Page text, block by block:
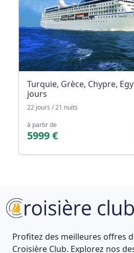
Turquie, Grèce, Chypre,
jours
22 jours / 21 nuits
à partir de
5999 €
Profitez des meilleures offres
Croisière Club. Explorez nos